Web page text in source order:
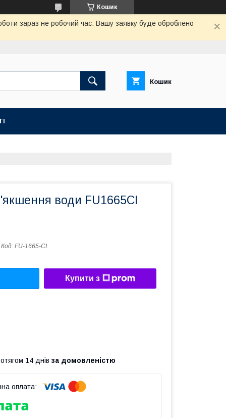
Кошик
зараз не робочий час. Вашу заявку буде оброблено
Кошик
води FU1665CI
Код: FU-1665-CI
Купити з
14 днів за домовленістю